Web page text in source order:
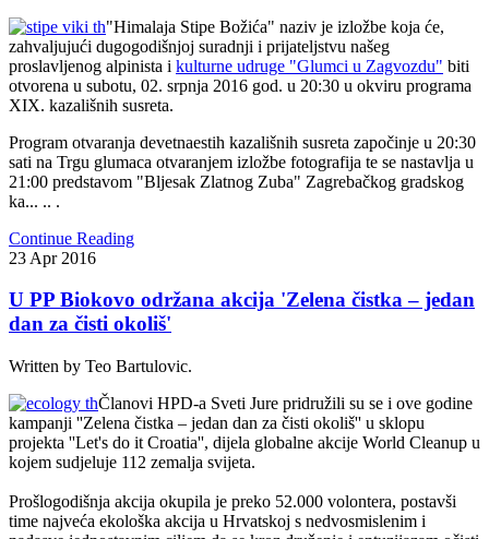
"Himalaja Stipe Božića" naziv je izložbe koja će,
zahvaljujući dugogodišnjoj suradnji i prijateljstvu našeg
proslavljenog alpinista i kulturne udruge "Glumci u Zagvozdu" biti
otvorena u subotu, 02. srpnja 2016 god. u 20:30 u okviru programa
XIX. kazališnih susreta.
Program otvaranja devetnaestih kazališnih susreta započinje u 20:30
sati na Trgu glumaca otvaranjem izložbe fotografija te se nastavlja u
21:00 predstavom "Bljesak Zlatnog Zuba" Zagrebačkog gradskog
ka... .. .
Continue Reading
23 Apr 2016
U PP Biokovo održana akcija 'Zelena čistka – jedan
dan za čisti okoliš'
Written by Teo Bartulovic.
Članovi HPD-a Sveti Jure pridružili su se i ove godine
kampanji ''Zelena čistka – jedan dan za čisti okoliš'' u sklopu
projekta ''Let's do it Croatia'', dijela globalne akcije World Cleanup u
kojem sudjeluje 112 zemalja svijeta.
Prošlogodišnja akcija okupila je preko 52.000 volontera, postavši
time najveća ekološka akcija u Hrvatskoj s nedvosmislenim i